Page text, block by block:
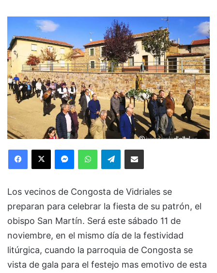
Facebook
X MessengerWhatsAppTelegramCompartir via Email
Los vecinos de Congosta de Vidriales se
preparan para celebrar la fiesta de su patrón, el
obispo San Martín. Será este sábado 11 de
noviembre, en el mismo día de la festividad
litúrgica, cuando la parroquia de Congosta se
vista de gala para el festejo mas emotivo de esta